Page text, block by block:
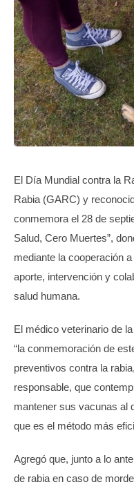
El Día Mundial contra la
Rabia (GARC) y
conmemora el 28 de
Salud, Cero Muertes”,
mediante la cooperación
aporte, intervención y
salud humana.
El médico veterinario de
“la conmemoración de
preventivos contra la
responsable, que
mantener sus vacunas al
que es el método más
Agregó que, junto a lo
de rabia en caso de